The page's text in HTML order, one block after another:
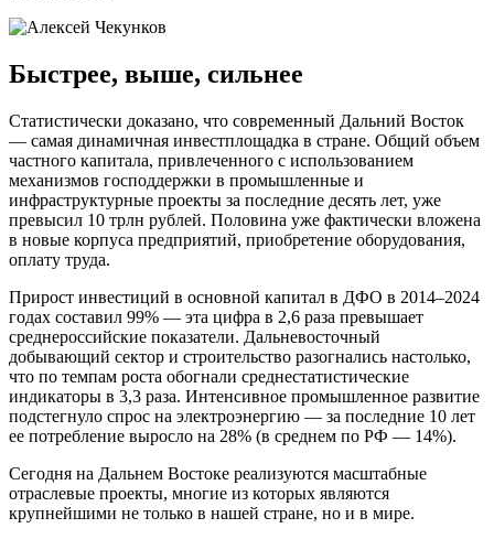
Быстрее, выше, сильнее
Статистически доказано, что современный Дальний Восток
— самая динамичная инвестплощадка в стране. Общий объем
частного капитала, привлеченного с использованием
механизмов господдержки в промышленные и
инфраструктурные проекты за последние десять лет, уже
превысил 10 трлн рублей. Половина уже фактически вложена
в новые корпуса предприятий, приобретение оборудования,
оплату труда.
Прирост инвестиций в основной капитал в ДФО в 2014–2024
годах составил 99% — эта цифра в 2,6 раза превышает
среднероссийские показатели. Дальневосточный
добывающий сектор и строительство разогнались настолько,
что по темпам роста обогнали среднестатистические
индикаторы в 3,3 раза. Интенсивное промышленное развитие
подстегнуло спрос на электроэнергию — за последние 10 лет
ее потребление выросло на 28% (в среднем по РФ — 14%).
Сегодня на Дальнем Востоке реализуются масштабные
отраслевые проекты, многие из которых являются
крупнейшими не только в нашей стране, но и в мире.